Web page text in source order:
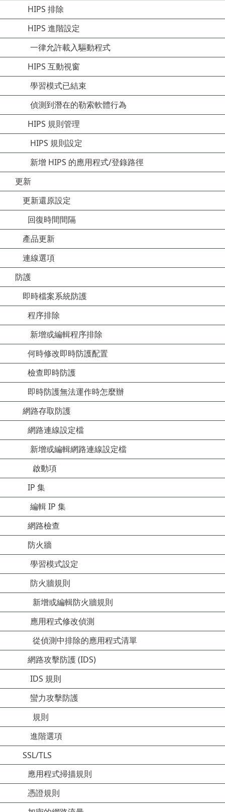
HIPS 排除
HIPS 進階設定
一律允許載入驅動程式
HIPS 互動視窗
學習模式已結束
偵測到潛在的勒索軟體行為
HIPS 規則管理
HIPS 規則設定
新增 HIPS 的應用程式/登錄路徑
更新
更新還原設定
回復時間間隔
產品更新
連線選項
防護
即時檔案系統防護
程序排除
新增或編輯程序排除
何時修改即時防護配置
檢查即時防護
即時防護無法運作時怎麼辦
網路存取防護
網路連線設定檔
新增或編輯網路連線設定檔
啟動項
IP 集
編輯 IP 集
網路檢查
防火牆
學習模式設定
防火牆規則
新增或編輯防火牆規則
應用程式修改偵測
從偵測中排除的應用程式清單
網路攻擊防護 (IDS)
IDS 規則
蠻力攻擊防護
規則
進階選項
SSL/TLS
應用程式掃描規則
憑證規則